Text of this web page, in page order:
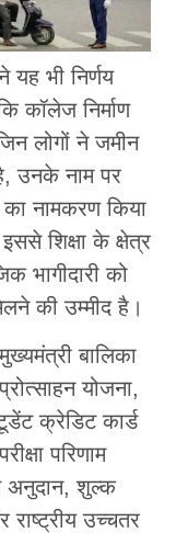
यह भी निर्णय
कॉलेज निर्माण
लोगों ने जमीन
उनके नाम पर
का नामकरण किया
शिक्षा के क्षेत्र
भागीदारी को
की उम्मीद है।
बालिका
योजना,
क्रेडिट कार्ड
परिणाम
अनुदान, शुल्क
राष्ट्रीय उच्चतर